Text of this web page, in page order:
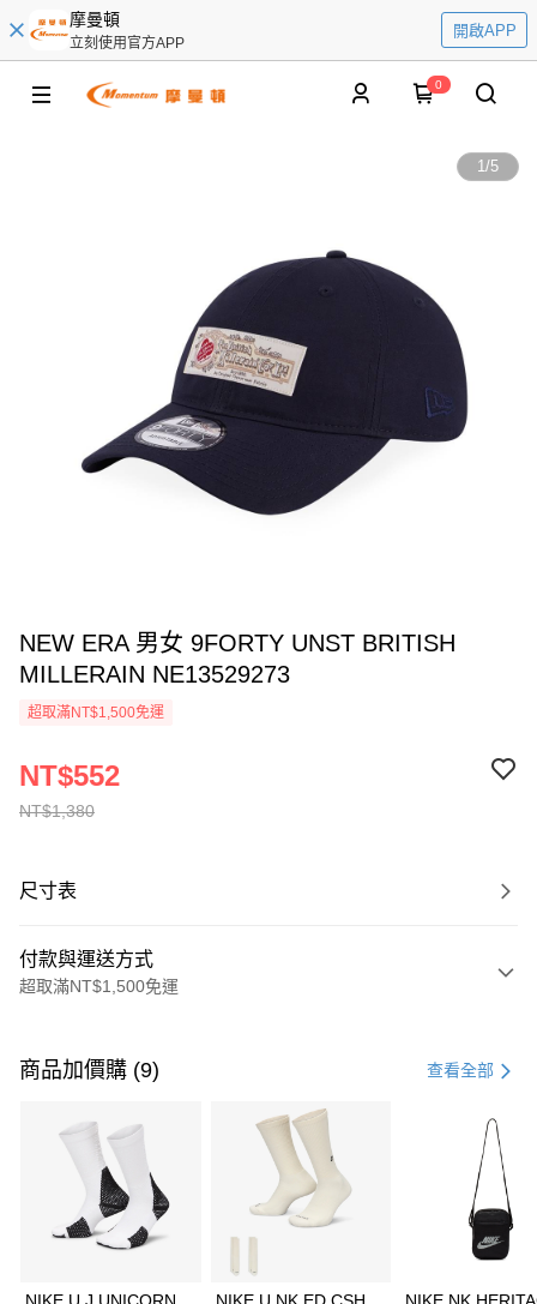
摩曼頓
立刻使用官方APP
開啟APP
0
1/5
NEW ERA 男女 9FORTY UNST BRITISH
MILLERAIN NE13529273
超取滿NT$1,500免運
NT$1,380
NT$552
尺寸表
付款與運送方式
超取滿NT$1,500免運
信用卡一次付款
3 期 0 利率 每期 21家銀行
合作金庫商業銀行
第一商業銀行
華南商業銀行
彰化商業銀行
上海商業儲蓄銀行
Apple Pay
商品加價購 (9) 查看全部
NIKE U J UNICORN
NIKE U NK ED CSH
NIKE NK